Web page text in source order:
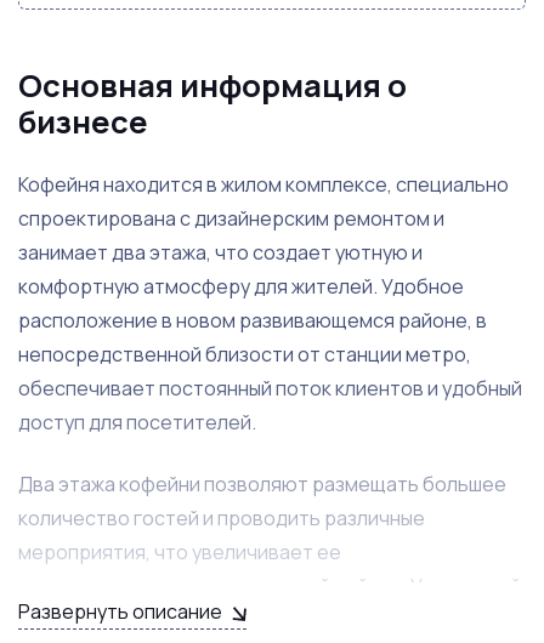
Основная информация о
бизнесе
Кофейня находится в жилом комплексе, специально
спроектирована с дизайнерским ремонтом и
занимает два этажа, что создает уютную и
комфортную атмосферу для жителей. Удобное
расположение в новом развивающемся районе, в
непосредственной близости от станции метро,
обеспечивает постоянный поток клиентов и удобный
доступ для посетителей.
Два этажа кофейни позволяют размещать большее
количество гостей и проводить различные
мероприятия, что увеличивает ее
привлекательность для жителей района. Уникальный
дизайнерский интерьер привлекает внимание и
Развернуть описание